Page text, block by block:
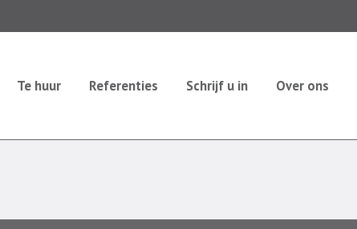
Te huur Referenties Schrijf u in Over ons